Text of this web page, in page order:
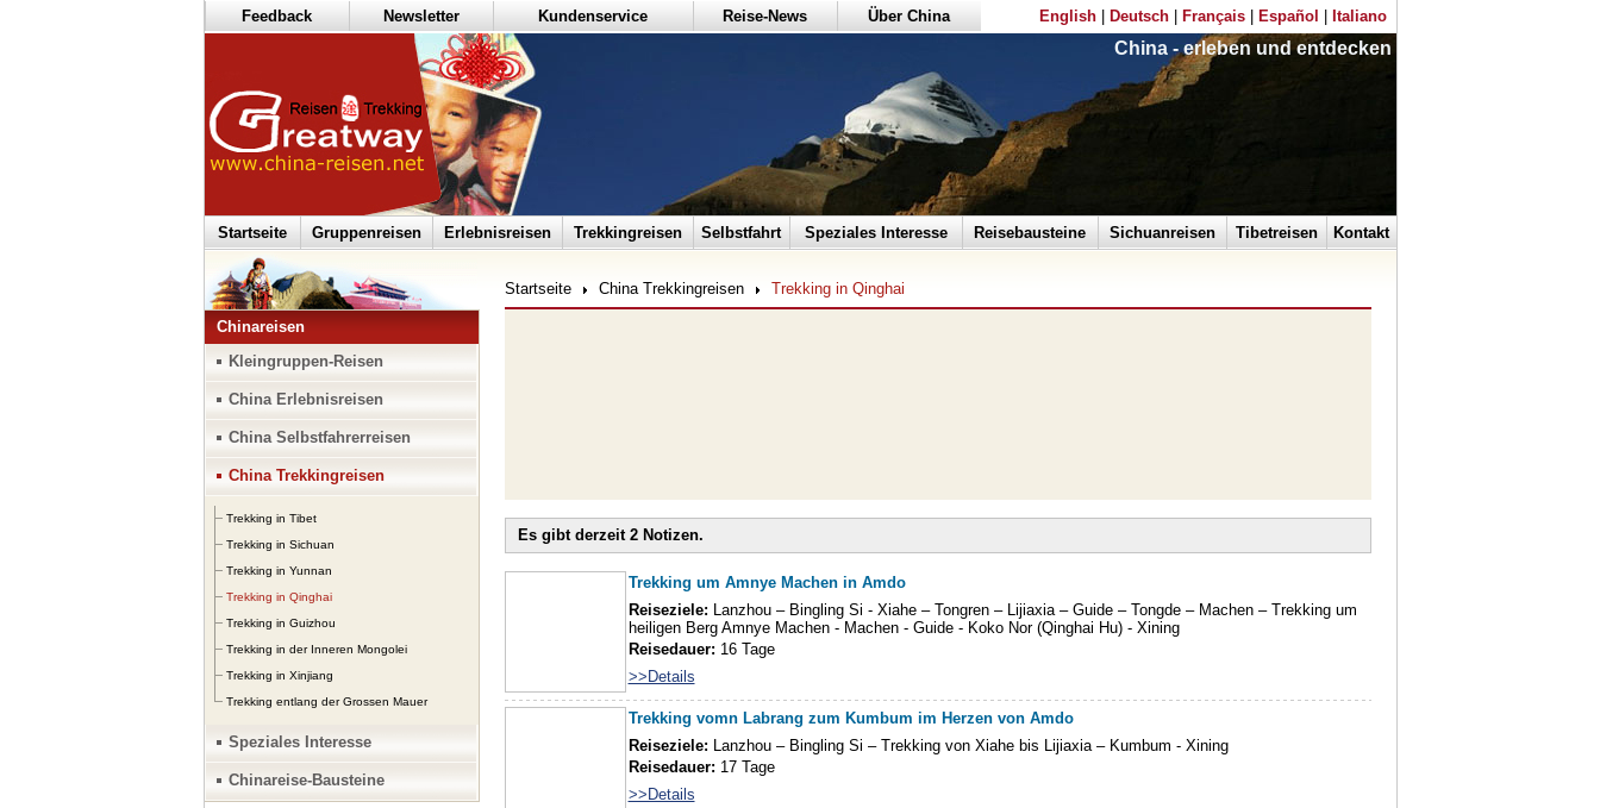
Feedback Newsletter Kundenservice Reise-News Über China English| Deutsch| Français| Español Italiano
China - erleben und entdecken
Startseite Gruppenreisen Erlebnisreisen Trekkingreisen Selbstfahrt Speziales Interesse Reisebausteine Sichuanreisen Tibetreisen Kontakt
Chinareisen
Kleingruppen-Reisen
China Erlebnisreisen
China Selbstfahrerreisen
China Trekkingreisen
Trekking in Tibet
Trekking in Sichuan
Trekking in Yunnan
Trekking in Qinghai
Trekking in Guizhou
Trekking in der Inneren Mongolei
Trekking in Xinjiang
Trekking entlang der Grossen Mauer
Speziales Interesse
Chinareise-Bausteine
Startseite China Trekkingreisen Trekking in Qinghai
Es gibt derzeit 2 Notizen.
Trekking um Amnye Machen in Amdo
Reiseziele: Lanzhou – Bingling Si - Xiahe – Tongren – Lijiaxia – Guide – Tongde – Machen – Trekking um
heiligen Berg Amnye Machen - Machen - Guide - Koko Nor (Qinghai Hu) - Xining
Reisedauer: 16 Tage
>>Details
Trekking vomn Labrang zum Kumbum im Herzen von Amdo
Reiseziele: Lanzhou – Bingling Si – Trekking von Xiahe bis Lijiaxia – Kumbum - Xining
Reisedauer: 17 Tage
>>Details